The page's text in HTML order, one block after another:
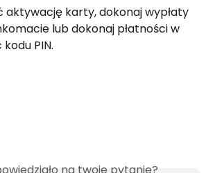
aktywację karty, dokonaj wypłaty
lub dokonaj płatności w
PIN.
na twoje pytanie?